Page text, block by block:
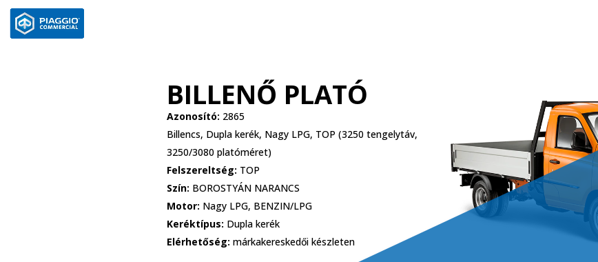
BILLENŐ PLATÓ
Azonosító: 2865
Billencs, Dupla kerék, Nagy LPG, TOP (3250 tengelytáv,
3250/3080 platóméret)
Felszereltség: TOP
Szín: BOROSTYÁN NARANCS
Motor: Nagy LPG, BENZIN/LPG
Keréktípus: Dupla kerék
Elérhetőség: márkakereskedői készleten